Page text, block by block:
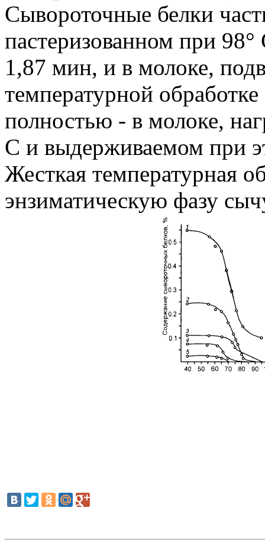
Сывороточные белки
пастеризованном при
1,87 мин, и в молоке,
температурной
полностью - в молоке,
С и выдерживаемом при
Жесткая температурная
энзиматическую фазу